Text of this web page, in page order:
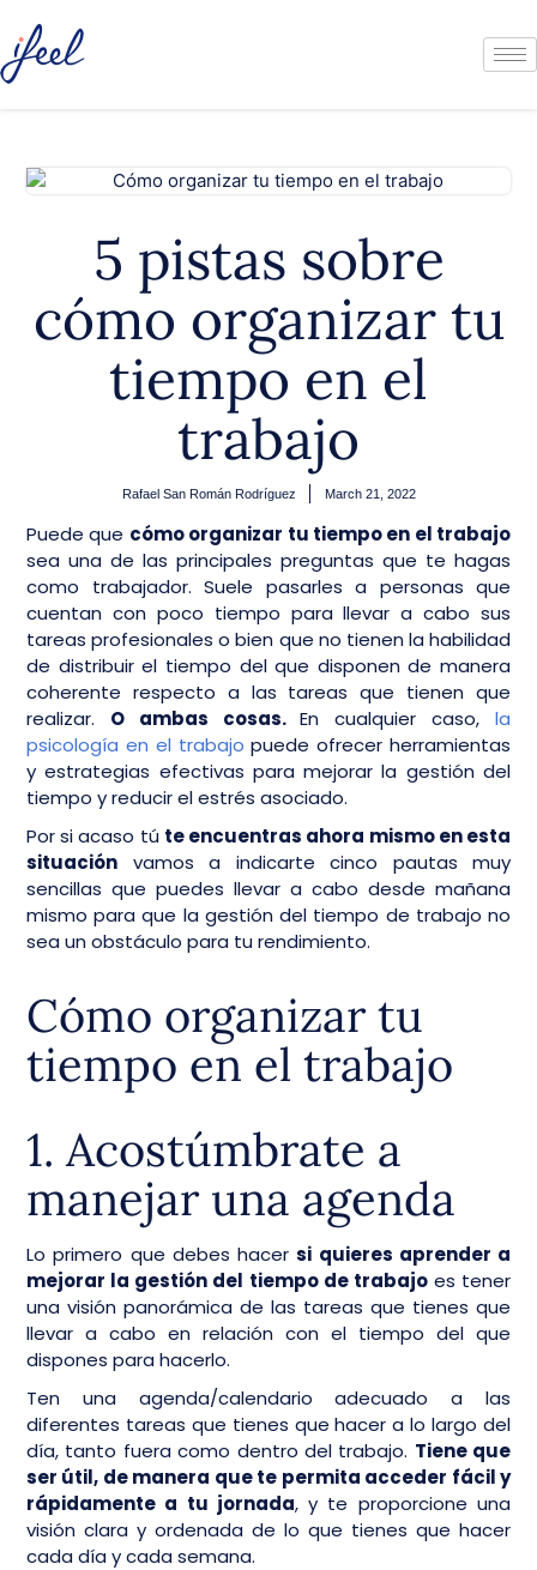
5 pistas sobre
cómo organizar tu
tiempo en el
trabajo
Rafael San Román Rodríguez March 21, 2022
Puede que cómo organizar tu tiempo en el trabajo
sea una de las principales preguntas que te hagas
como trabajador. Suele pasarles a personas que
cuentan con poco tiempo para llevar a cabo sus
tareas profesionales o bien que no tienen la habilidad
de distribuir el tiempo del que disponen de manera
coherente respecto a las tareas que tienen que
realizar. O ambas cosas.En cualquier caso,la
psicología en el trabajo puede ofrecer herramientas
y estrategias efectivas para mejorar la gestión del
tiempo y reducir el estrés asociado.
Por si acaso tú te encuentras ahora mismo en esta
situación vamos a indicarte cinco pautas muy
sencillas que puedes llevar a cabo desde mañana
mismo para que la gestión del tiempo de trabajo no
sea un obstáculo para tu rendimiento.
Cómo organizar tu
tiempo en el trabajo
1. Acostúmbrate a
manejar una agenda
Lo primero que debes hacersi quieres aprender a
mejorar la gestión del tiempo de trabajoes tener
una visión panorámica de las tareas que tienes que
llevar a cabo en relación con el tiempo del que
dispones para hacerlo.
Ten una agenda/calendario adecuado a las
diferentes tareas que tienes que hacer a lo largo del
día, tanto fuera como dentro del trabajo. Tiene que
ser útil, de manera que te permita acceder fácil y
rápidamente a tu jornada, y te proporcione una
visión clara y ordenada de lo que tienes que hacer
cada día y cada semana.